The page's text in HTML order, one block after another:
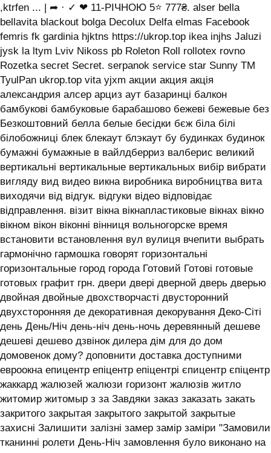
,ktrfen ... | ➦ · ✓ ❤ 11-РІЧНОЮ 5⭐ 777₴. alser bella
bellavita blackout bolga Decolux Delfa elmas Facebook
femris fk gardinia hjktns https://ukrop.top ikea injhs Jaluzi
jysk la ltym Lviv Nikoss pb Roleton Roll rollotex rovno
Rozetka secret Secret. serpanok service star Sunny TM
TyulPan ukrop.top vita yjxm акции акция акція
александрия алсер арциз аут базаринці балкон
бамбукові бамбуковые барабашово бежеві бежевые без
Безкоштовний белла белые бесідки бєж біла білі
білобожниці блек блекаут блэкаут бу будинках будинок
бумажні бумажные в вайлдберриз валберис великий
вертикальні вертикальные вертикальных вибір вибрати
вигляду вид видео викна виробника виробництва вита
виходячи від відгук. відгуки відео відповідає
відправлення. візит вікна вікнапластиковые вікнах вікно
вікном вікон віконні вінниця вольногорске время
встановити встановлення вул вулиця вчепити выбрать
гармонічно гармошка говорят горизонтальні
горизонтальные город города Готовий Готові готовые
готовых графит грн. двери двері дверной дверь дверью
двойная двойные двохстворчасті двусторонний
двухсторонняя де декоративная декорування Деко-Сіті
день День/Ніч день-ніч день-ночь деревянный дешеве
дешеві дешево дзвінок дилера дім для до дом
домовенок дому? доповнити доставка доступними
евроокна епицентр епіцентр епіцентрі єпицентр єпіцентр
жаккард жалюзей жалюзи горизонт жалюзів житло
житомир житомыр з за Завдяки заказ заказать закать
закритого закрытая закрытого закрытой закрытые
захисні Залишити залізні замер замір заміри "Замовили
тканинні ролети День-Ніч замовлення було виконано на